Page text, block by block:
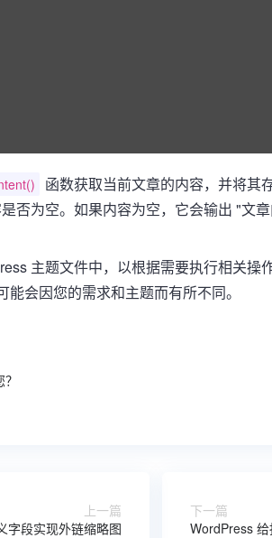
函数获取当前文章的内容，并将其
否为空。如果内容为空，它会输出 "文
主题文件中，以根据需要执行相关操
会因您的需求和主题而有所不同。
上一篇
字段实现外链缩略图
下一篇
WordPress